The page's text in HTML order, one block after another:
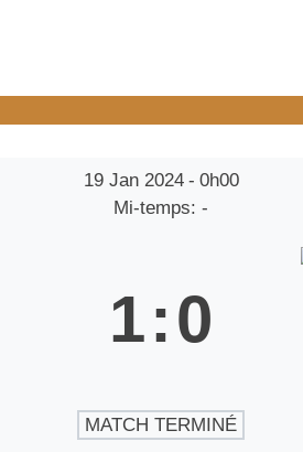
19 Jan 2024 - 0h00
Mi-temps: -
1:0
MATCH TERMINÉ